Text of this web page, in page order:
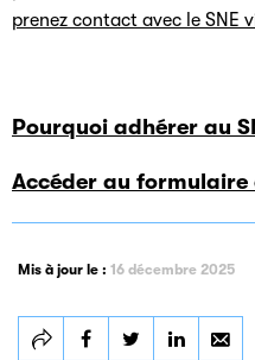
prenez contact avec le SNE
Pourquoi adhérer au
Accéder au formulaire
Mis à jour le : 16 décembre 2025
Partager
Comment adhérer
Partager
Comment adhérer
Partager
Comment adhérer